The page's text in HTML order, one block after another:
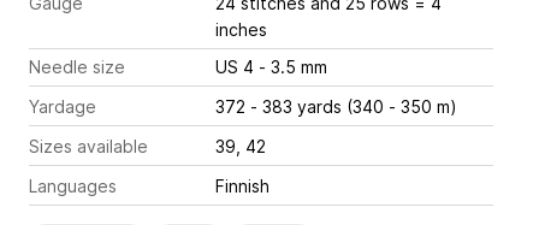
inches
Needle size
US 4 - 3.5 mm
Yardage
372 - 383 yards (340 - 350 m)
Sizes available
39, 42
Languages
Finnish